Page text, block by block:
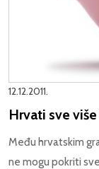
12.12.2011.
Hrvati sve
Među hrvatskim
ne mogu pokriti sve